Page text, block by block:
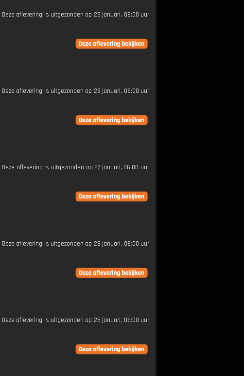
aflevering is uitgezonden op 29 januari, 06:00 uur
aflevering is uitgezonden op 28 januari, 06:00 uur
aflevering is uitgezonden op 27 januari, 06:00 uur
aflevering is uitgezonden op 26 januari, 06:00 uur
aflevering is uitgezonden op 25 januari, 06:00 uur